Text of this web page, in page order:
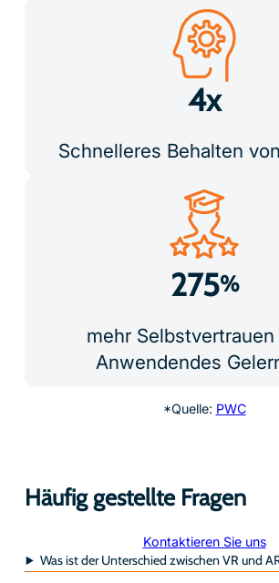
4x
Schnelleres Behalten
275%
mehr Selbstvertrauen
Anwendendes
*Quelle: PWC
Häufig gestellte Fragen
Kontaktieren Sie uns
Was ist der Unterschied zwischen VR und